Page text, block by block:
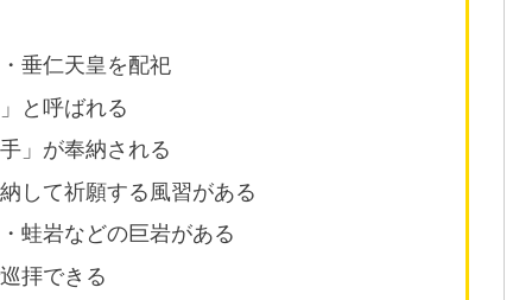
垂仁天皇を配祀
と呼ばれる
」が奉納される
して祈願する風習がある
蛙岩などの巨岩がある
拝できる